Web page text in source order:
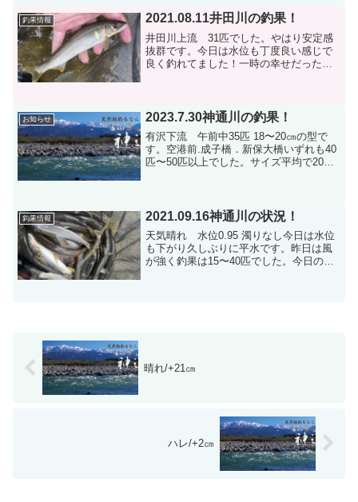
釣果情報 2021.08.11井田川の釣果！
井田川上流 31匹でした。やはり安定感
抜群です。今日は水位も丁度良い感じで
良く釣れてました！一時の幸せだったそ
お知らせ 2023.7.30神通川の釣果！
有沢下流 午前中35匹 18〜20㎝の型で
す。空港前.成子橋．新保大橋いずれも40
匹〜50匹以上でした。サイズ平均で20
釣果情報 2021.09.16神通川の状況！
天気晴れ 水位0.95 濁りなし今日は水位
も下がり久しぶりに平水です。昨日は風
が強く釣果は15〜40匹でした。今日の状
晴れ/+21㎝
ハレ/+2㎝